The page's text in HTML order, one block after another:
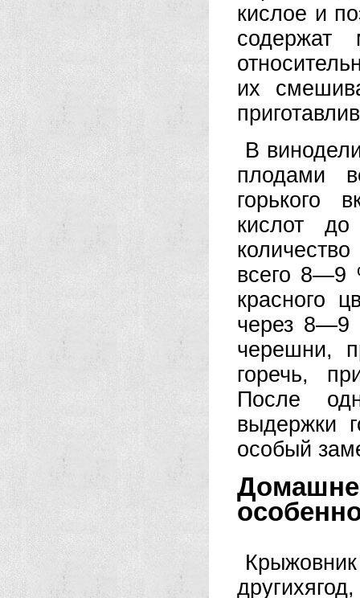
кислое и
их
В
плодами
горького
кислот
всего 8—9
красного
через 8—9
черешни,
горечь,
После
выдержки
особый